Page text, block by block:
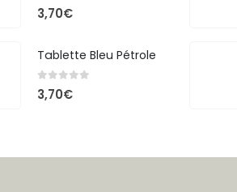
0out of 5
3,70€
Tablette Bleu Pétrole
0out of 5
3,70€